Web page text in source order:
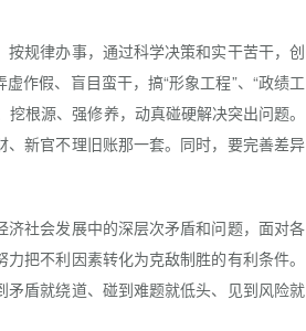
规律办事，通过科学决策和实干苦干，创
作假、盲目蛮干，搞“形象工程”、“政绩工
根源、强修养，动真碰硬解决突出问题。
新官不理旧账那一套。同时，要完善差异
社会发展中的深层次矛盾和问题，面对各
把不利因素转化为克敌制胜的有利条件。
盾就绕道、碰到难题就低头、见到风险就